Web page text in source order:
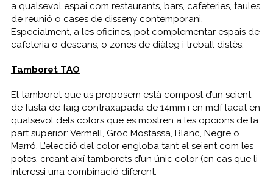
a qualsevol espai com restaurants, bars, cafeteries, taules
de reunió o cases de disseny contemporani.
Especialment, a les oficines, pot complementar espais de
cafeteria o descans, o zones de diàleg i treball distès.
Tamboret TAO
El tamboret que us proposem està compost d’un seient
de fusta de faig contraxapada de 14mm i en mdf lacat en
qualsevol dels colors que es mostren a les opcions de la
part superior: Vermell, Groc Mostassa, Blanc, Negre o
Marró. L’elecció del color engloba tant el seient com les
potes, creant així tamborets d’un únic color (en cas que li
interessi una combinació diferent.